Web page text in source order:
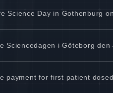
Science Day in Gothenburg
Sciencedagen i Göteborg den
payment for first patient